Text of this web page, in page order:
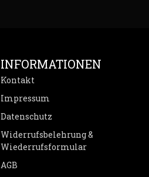
INFORMATIONEN
Kontakt
Impressum
Datenschutz
Widerrufsbelehrung &
Wiederrufsformular
AGB